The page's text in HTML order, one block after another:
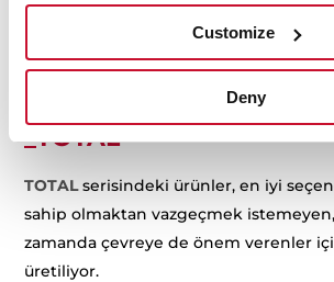
Customize
Deny
EASYserisi, pratik ve iyi performanslı
arayanlar için tasarlanmıştır. Kolay ama
uygun fiyatlı çözümler.
_TOTAL
TOTALserisindeki ürünler, en iyi
sahip olmaktan vazgeçmek istemeyen,
zamanda çevreye de önem verenler
üretiliyor.